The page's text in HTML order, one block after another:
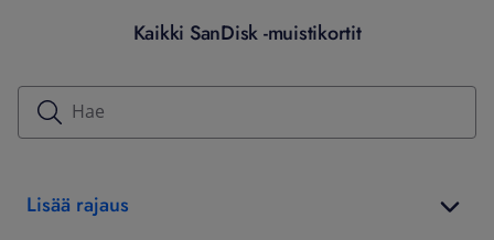
Kaikki SanDisk -muistikortit
Lisää rajaus